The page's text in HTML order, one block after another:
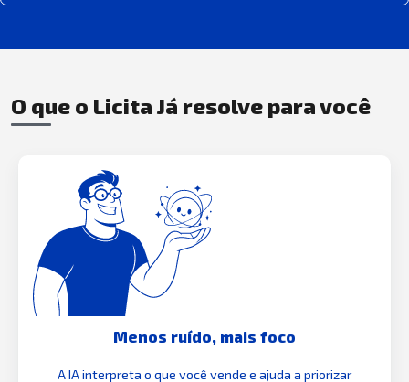
O que o Licita Já resolve para você
Menos ruído, mais foco
A IA interpreta o que você vende e ajuda a priorizar